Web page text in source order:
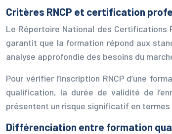
Critères RNCP et certification
Le Répertoire National des Certifications
garantit que la formation répond aux
analyse approfondie des besoins du
Pour vérifier l’inscription RNCP d’une
qualification, la durée de validité de
présentent un risque significatif en
Différenciation entre formation